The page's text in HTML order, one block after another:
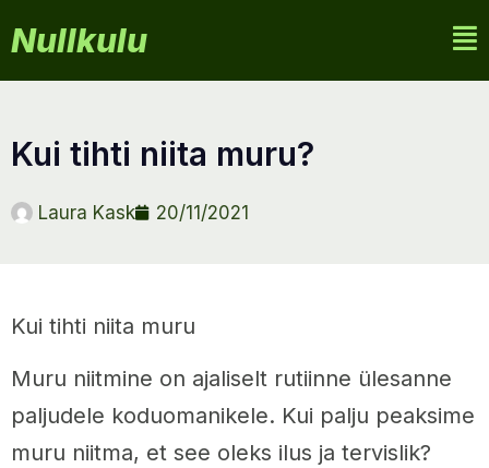
Nullkulu
kui tihti niita muru?
Laura Kask 20/11/2021
Kui tihti niita muru
Muru niitmine on ajaliselt rutiinne ülesanne
paljudele koduomanikele. Kui palju peaksime
muru niitma, et see oleks ilus ja tervislik?